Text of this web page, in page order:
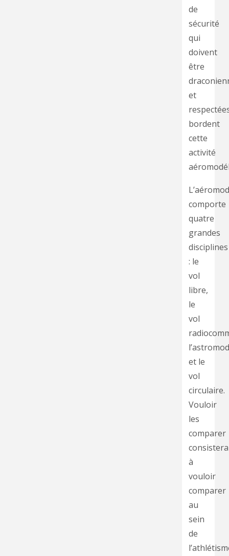
de
sécurité
qui
doivent
être
et
bordent
cette
activité
comporte
quatre
grandes
disciplines
: le
vol
libre,
le
vol
et le
vol
circulaire.
Vouloir
les
comparer
à
vouloir
comparer
au
sein
de